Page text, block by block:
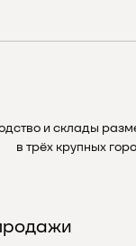
и склады
в трёх крупных